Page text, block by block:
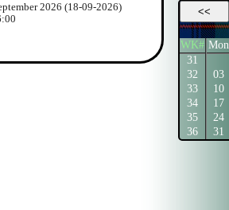
2026 (18-09-2026)
<<
WK# Mon
31
32
03
33
10
34
17
35
24
36
31